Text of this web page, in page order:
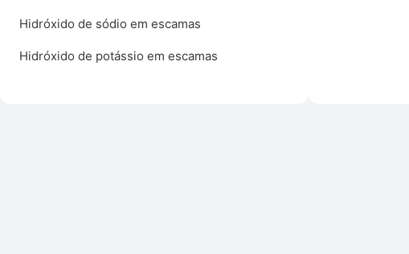
Hidróxido de sódio em escamas
Hidróxido de potássio em escamas